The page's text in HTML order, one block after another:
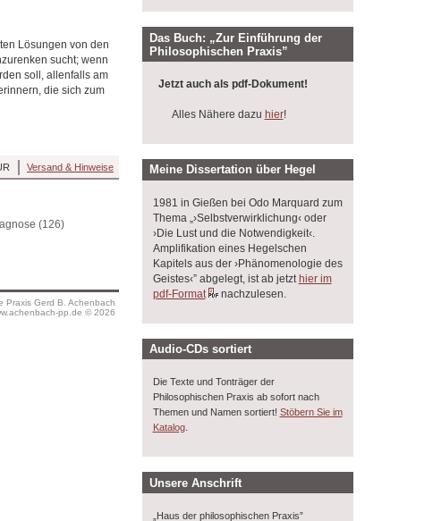
Lösungen von den
sucht; wenn
soll, allenfalls am
die sich zum
Versand & Hinweise
(126)
Praxis Gerd B. Achenbach
pp.de © 2026
Das Buch: „Zur Einführung der
Philosophischen Praxis”
Jetzt auch als pdf-Dokument!
Alles Nähere dazu hier!
Meine Dissertation über Hegel
1981 in Gießen bei Odo Marquard zum
Thema „›Selbstverwirklichung‹ oder
›Die Lust und die Notwendigkeit‹.
Amplifikation eines Hegelschen
Kapitels aus der ›Phänomenologie des
Geistes‹” abgelegt, ist ab jetzt hier im
pdf-Format
nachzulesen.
Audio-CDs sortiert
Die Texte und Tonträger der
Philosophischen Praxis ab sofort nach
Themen und Namen sortiert! Stöbern Sie im
Katalog.
Unsere Anschrift
„Haus der philosophischen Praxis”